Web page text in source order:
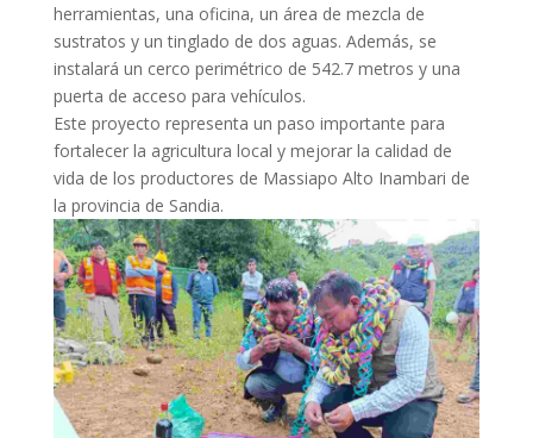
herramientas, una oficina, un área de mezcla de
sustratos y un tinglado de dos aguas. Además, se
instalará un cerco perimétrico de 542.7 metros y una
puerta de acceso para vehículos.
Este proyecto representa un paso importante para
fortalecer la agricultura local y mejorar la calidad de
vida de los productores de Massiapo Alto Inambari de
la provincia de Sandia.